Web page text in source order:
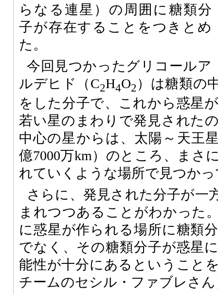
らなる連星）の周囲に糖類分
子が存在することをつきとめ
た。
今回見つかったグリコールア
ルデヒド（C2H4O2）は糖類の
をした分子で、これから惑星
若い星のまわりで発見された
中心の星からは、太陽～天王
億7000万km）のところ、まさ
れていくような場所で見つか
さらに、発見された分子が一
まれつつあることがわかった
に惑星が作られる場所に糖類
でなく、その糖類分子が惑星
能性が十分にあるということ
チームのセシル・ファブレさ